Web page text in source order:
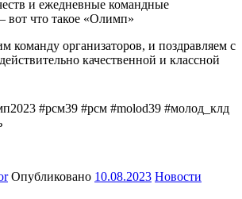
и ежедневные командные
вот что такое «Олимп»
команду организаторов, и поздравляем с
качественной и классной
#рсм39 #рсм #molod39 #молод_клд
Опубликовано 10.08.2023 Новости